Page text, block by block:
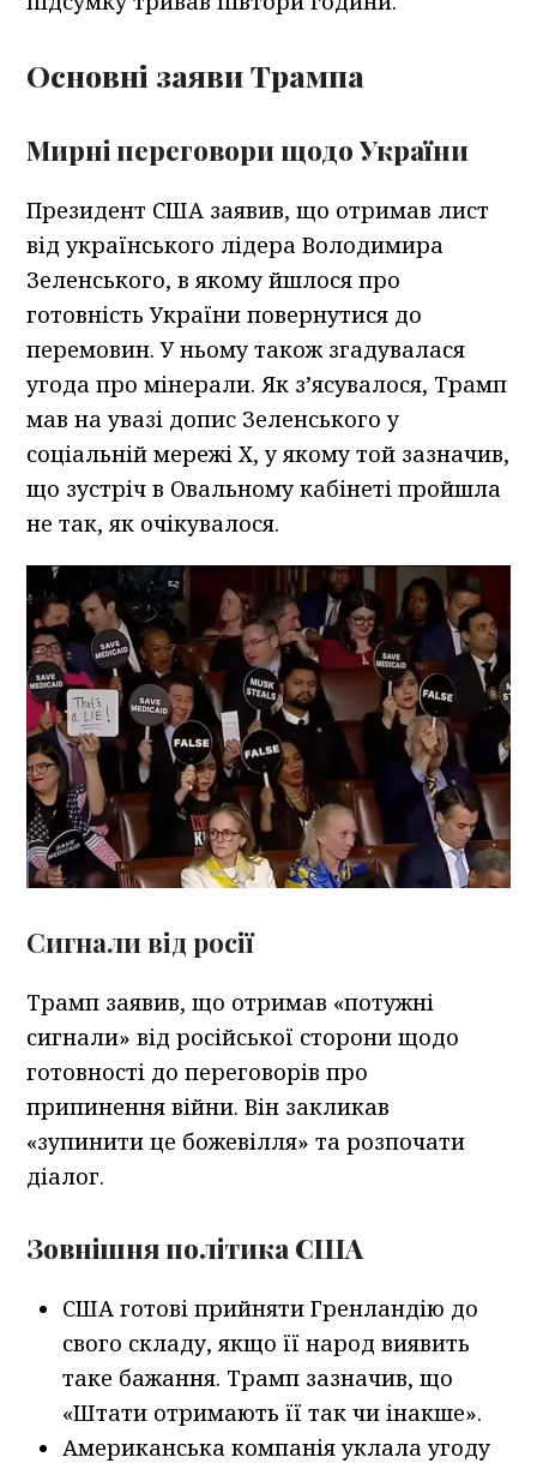
Основні заяви Трампа
Мирні переговори щодо України
Президент США заявив, що отримав лист
від українського лідера Володимира
Зеленського, в якому йшлося про
готовність України повернутися до
перемовин. У ньому також згадувалася
угода про мінерали. Як з’ясувалося, Трамп
мав на увазі допис Зеленського у
соціальній мережі X, у якому той зазначив,
що зустріч в Овальному кабінеті пройшла
не так, як очікувалося.
Сигнали від росії
Трамп заявив, що отримав «потужні
сигнали» від російської сторони щодо
готовності до переговорів про
припинення війни. Він закликав
«зупинити це божевілля» та розпочати
діалог.
Зовнішня політика США
США готові прийняти Гренландію до
свого складу, якщо її народ виявить
таке бажання. Трамп зазначив, що
«Штати отримають її так чи інакше».
Американська компанія уклала угоду